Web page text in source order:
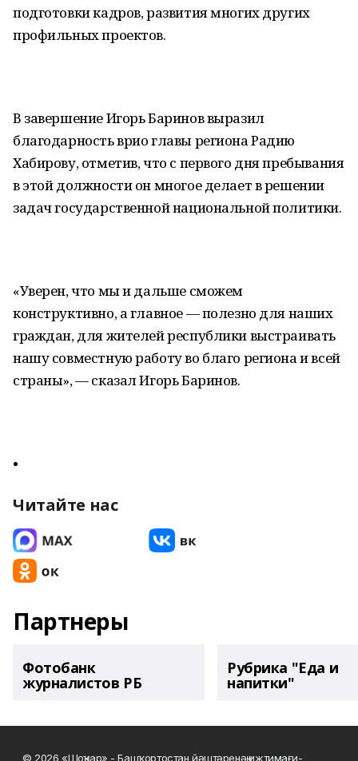
подготовки кадров, развития многих других
профильных проектов.
В завершение Игорь Баринов выразил
благодарность врио главы региона Радию
Хабирову, отметив, что с первого дня пребывания
в этой должности он многое делает в решении
задач государственной национальной политики.
«Уверен, что мы и дальше сможем
конструктивно, а главное — полезно для наших
граждан, для жителей республики выстраивать
нашу совместную работу во благо региона и всей
страны», — сказал Игорь Баринов.
•
Читайте нас
Партнеры
Фотобанк
журналистов РБ
Рубрика "Еда и
напитки"
© 2026 «Шоңҡар» - Башҡортостан йәштәренәң ижтимағи-